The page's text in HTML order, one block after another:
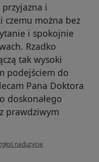
i
czemu można bez
i spokojnie
Rzadko
tak wysoki
podejściem do
Pana Doktora
doskonałego
prawdziwym
opinii użytkownika Kaja
nadużycie